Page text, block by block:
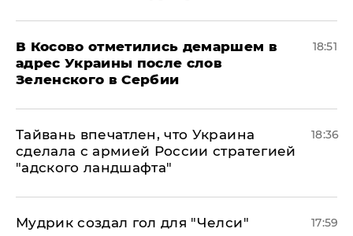
В Косово отметились демаршем в
адрес Украины после слов
Зеленского в Сербии
18:51
Тайвань впечатлен, что Украина
сделала с армией России стратегией
"адского ландшафта"
18:36
Мудрик создал гол для "Челси"
17:59